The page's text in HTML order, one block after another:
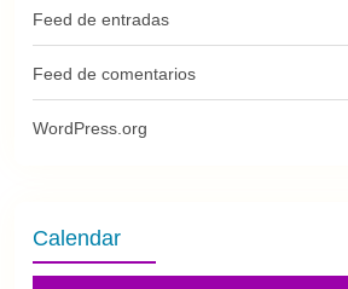
Feed de entradas
Feed de comentarios
WordPress.org
Calendar